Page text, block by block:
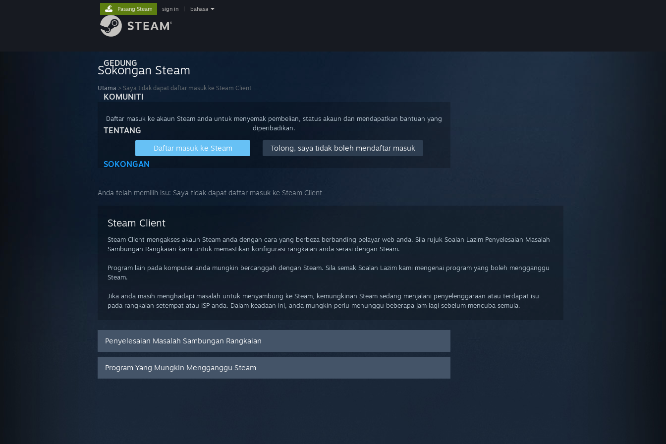
GEDUNG
KOMUNITI
TENTANG
SOKONGAN
Pasang Steam sign in bahasa
Sokongan Steam
Utama > Saya tidak dapat daftar masuk ke Steam Client
Daftar masuk ke akaun Steam anda untuk menyemak pembelian, status akaun dan mendapatkan bantuan yang
diperibadikan.
Daftar masuk ke Steam Tolong, saya tidak boleh mendaftar masuk
Anda telah memilih isu: Saya tidak dapat daftar masuk ke Steam Client
Steam Client
Steam Client mengakses akaun Steam anda dengan cara yang berbeza berbanding pelayar web anda. Sila rujuk Soalan Lazim Penyelesaian Masalah
Sambungan Rangkaian kami untuk memastikan konfigurasi rangkaian anda serasi dengan Steam.
Program lain pada komputer anda mungkin bercanggah dengan Steam. Sila semak Soalan Lazim kami mengenai program yang boleh mengganggu
Steam.
Jika anda masih menghadapi masalah untuk menyambung ke Steam, kemungkinan Steam sedang menjalani penyelenggaraan atau terdapat isu
pada rangkaian setempat atau ISP anda. Dalam keadaan ini, anda mungkin perlu menunggu beberapa jam lagi sebelum mencuba semula.
Penyelesaian Masalah Sambungan Rangkaian
Program Yang Mungkin Mengganggu Steam